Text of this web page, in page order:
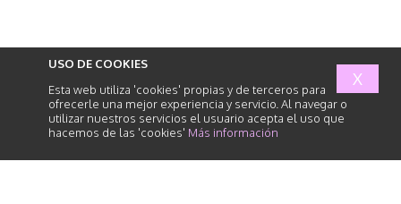
USO DE COOKIES
Esta web utiliza 'cookies' propias y de terceros para
ofrecerle una mejor experiencia y servicio. Al navegar o
utilizar nuestros servicios el usuario acepta el uso que
hacemos de las 'cookies' Más información
X